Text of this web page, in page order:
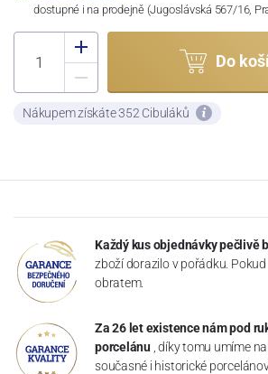
dostupné i na prodejně (Jugoslávská 567/16,
Do
Nákupem získáte 352 Cibuláků
Každý kus objednávky pečlivě
zboží dorazilo v pořádku.
obratem.
Za 26 let existence nám pod
porcelánu , díky tomu umíme
současné i historické